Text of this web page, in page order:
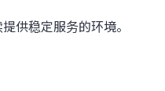
供稳定服务的环境。